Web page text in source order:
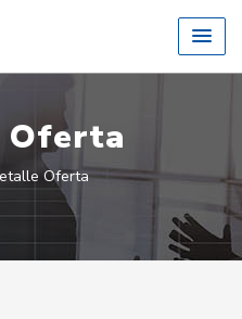
Oferta
Oferta